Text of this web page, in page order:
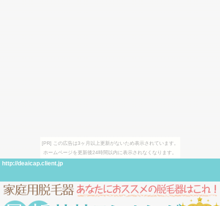
[PR] この広告は3ヶ月以上更新がないため表示されています。
ホームページを更新後24時間以内に表示されなくなります。
http://deaicap.client.jp